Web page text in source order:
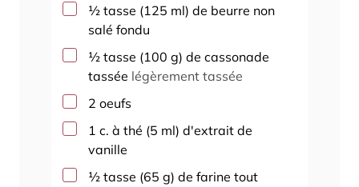
▢
½ tasse (125 ml) de beurre non
salé fondu
▢
½ tasse (100 g) de cassonade
tassée légèrement tassée
▢
2 oeufs
▢1 c. à thé (5 ml) d'extrait de
vanille
▢
½ tasse (65 g) de farine tout